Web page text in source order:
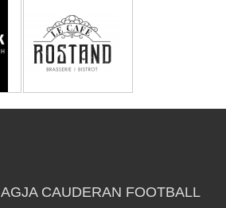
AGJA CAUDERAN FOOTBALL